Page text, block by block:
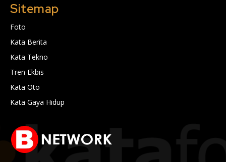
Sitemap
Foto
Kata Berita
Kata Tekno
Tren Ekbis
Kata Oto
Kata Gaya Hidup